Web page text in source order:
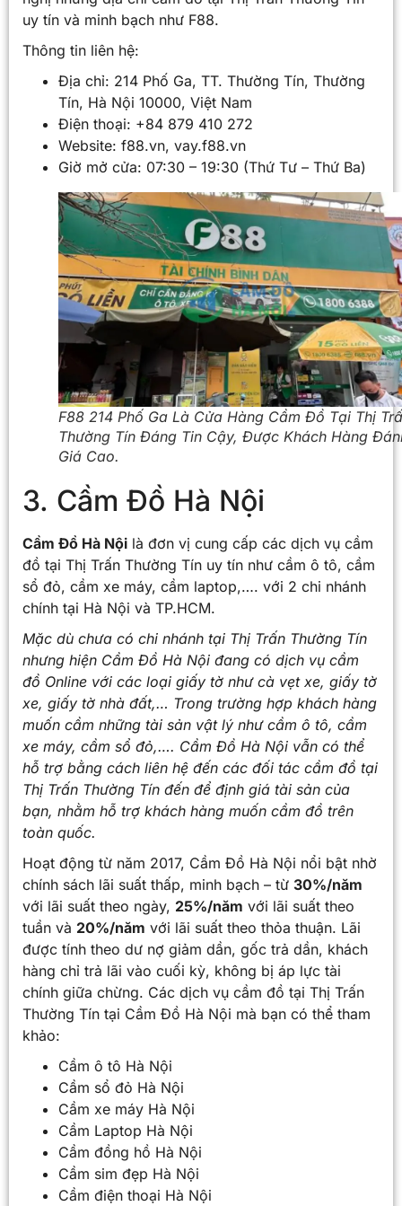
uy tín và minh bạch như F88.
Thông tin liên hệ:
Địa chỉ: 214 Phố Ga, TT. Thường Tín, Thường
Tín, Hà Nội 10000, Việt Nam
Điện thoại: +84 879 410 272
Website: f88.vn, vay.f88.vn
Giờ mở cửa: 07:30 – 19:30 (Thứ Tư – Thứ Ba)
F88 214 Phố Ga Là Cửa Hàng Cầm Đồ Tại Thị
Thường Tín Đáng Tin Cậy, Được Khách Hàng
Giá Cao.
3. Cầm Đồ Hà Nội
Cầm Đồ Hà Nội là đơn vị cung cấp các dịch vụ cầm
đồ tại Thị Trấn Thường Tín uy tín như cầm ô tô, cầm
sổ đỏ, cầm xe máy, cầm laptop,…. với 2 chi nhánh
chính tại Hà Nội và TP.HCM.
Mặc dù chưa có chi nhánh tại Thị Trấn Thường Tín
nhưng hiện Cầm Đồ Hà Nội đang có dịch vụ cầm
đồ Online với các loại giấy tờ như cà vẹt xe, giấy tờ
xe, giấy tờ nhà đất,… Trong trường hợp khách hàng
muốn cầm những tài sản vật lý như cầm ô tô, cầm
xe máy, cầm sổ đỏ,…. Cầm Đồ Hà Nội vẫn có thể
hỗ trợ bằng cách liên hệ đến các đối tác cầm đồ tại
Thị Trấn Thường Tín đến để định giá tài sản của
bạn, nhằm hỗ trợ khách hàng muốn cầm đồ trên
toàn quốc.
Hoạt động từ năm 2017, Cầm Đồ Hà Nội nổi bật nhờ
chính sách lãi suất thấp, minh bạch – từ 30%/năm
với lãi suất theo ngày, 25%/năm với lãi suất theo
tuần và 20%/năm với lãi suất theo thỏa thuận. Lãi
được tính theo dư nợ giảm dần, gốc trả dần, khách
hàng chỉ trả lãi vào cuối kỳ, không bị áp lực tài
chính giữa chừng. Các dịch vụ cầm đồ tại Thị Trấn
Thường Tín tại Cầm Đồ Hà Nội mà bạn có thể tham
khảo:
Cầm ô tô Hà Nội
Cầm sổ đỏ Hà Nội
Cầm xe máy Hà Nội
Cầm Laptop Hà Nội
Cầm đồng hồ Hà Nội
Cầm sim đẹp Hà Nội
Cầm điện thoại Hà Nội